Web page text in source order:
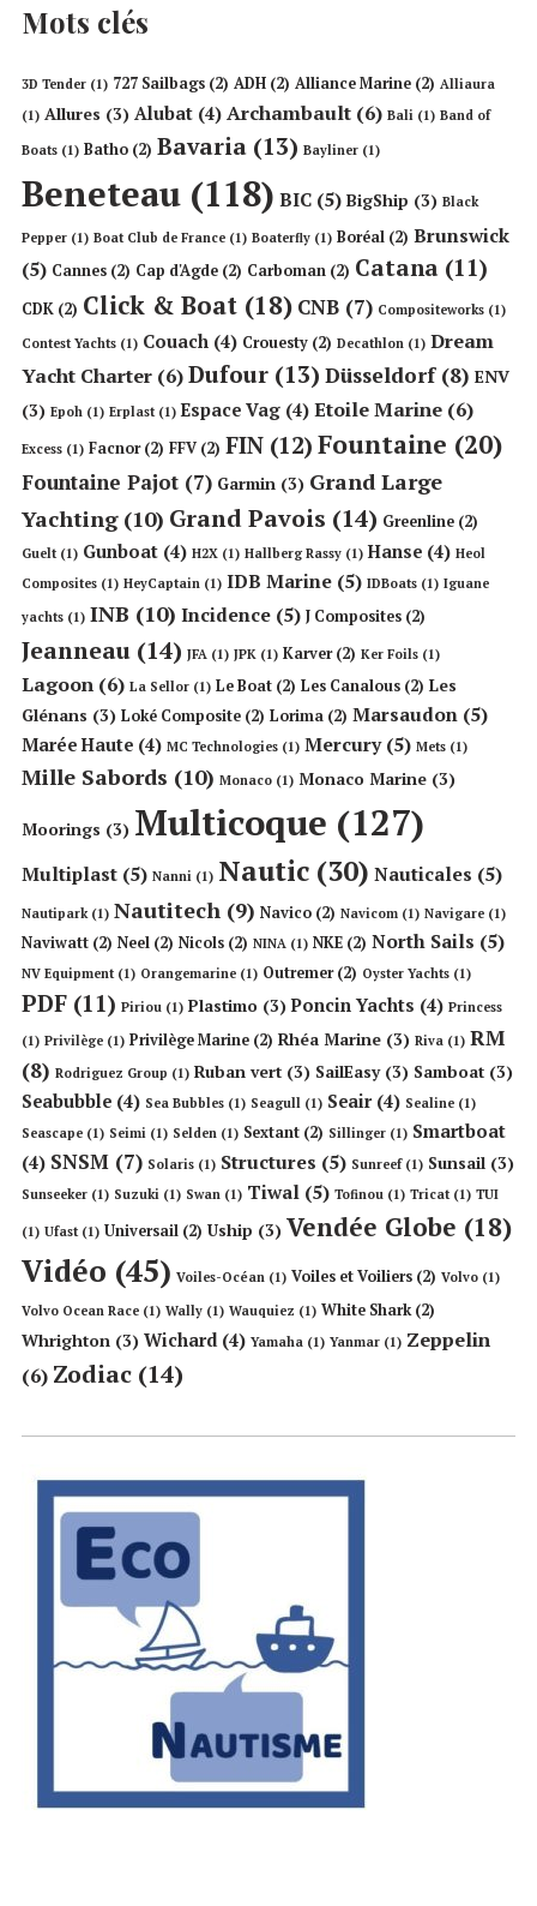
Mots clés
3D Tender (1) 727 Sailbags (2) ADH (2) Alliance Marine (2) Alliaura
(1) Allures (3) Alubat (4) Archambault (6) Bali (1) Band of
Boats (1) Batho (2) Bavaria (13) Bayliner (1)
Beneteau (118) BIC (5) BigShip (3) Black
Pepper (1) Boat Club de France (1) Boaterfly (1) Boréal (2) Brunswick
(5) Cannes (2) Cap d'Agde (2) Carboman (2) Catana (11)
CDK (2) Click & Boat (18) CNB (7) Compositeworks (1)
Contest Yachts (1) Couach (4) Crouesty (2) Decathlon (1) Dream
Yacht Charter (6)Dufour (13) Düsseldorf(8) ENV
(3) Epoh (1) Erplast (1) Espace Vag (4) Etoile Marine (6)
Excess (1) Facnor(2) FFV (2) FIN (12) Fountaine (20)
Fountaine Pajot (7) Garmin (3) Grand Large
Yachting(10) Grand Pavois (14) Greenline (2)
Guelt (1) Gunboat (4) H2X (1) Hallberg Rassy (1) Hanse (4) Heol
Composites (1) HeyCaptain (1) IDB Marine (5) IDBoats (1) Iguane
yachts (1) INB (10) Incidence (5) J Composites (2)
Jeanneau (14) JFA (1) JPK (1) Karver(2) Ker Foils (1)
Lagoon (6) La Sellor (1) Le Boat (2) Les Canalous (2) Les
Glénans (3) Loké Composite (2) Lorima (2) Marsaudon (5)
Marée Haute (4) MC Technologies (1) Mercury(5) Mets (1)
Mille Sabords (10) Monaco (1) Monaco Marine (3)
Moorings (3) Multicoque (127)
Multiplast (5) Nanni (1) Nautic (30) Nauticales (5)
Nautipark (1) Nautitech (9) Navico (2) Navicom (1) Navigare (1)
Naviwatt (2) Neel (2) Nicols (2) NINA (1) NKE (2) North Sails (5)
NV Equipment (1) Orangemarine (1) Outremer(2) Oyster Yachts (1)
PDF (11) Piriou (1) Plastimo (3) Poncin Yachts (4) Princess
(1) Privilège (1) Privilège Marine (2) Rhéa Marine (3) Riva (1) RM
(8) Rodriguez Group (1) Ruban vert (3) SailEasy(3) Samboat (3)
Seabubble (4) Sea Bubbles (1) Seagull (1) Seair(4) Sealine (1)
Seascape (1) Seimi (1) Selden (1) Sextant (2) Sillinger (1) Smartboat
(4) SNSM (7) Solaris (1) Structures (5) Sunreef(1) Sunsail (3)
Sunseeker (1) Suzuki (1) Swan (1) Tiwal (5) Tofinou (1) Tricat (1) TUI
(1) Ufast (1) Universail (2) Uship (3) Vendée Globe (18)
Vidéo (45) Voiles-Océan (1) Voiles et Voiliers (2) Volvo (1)
Volvo Ocean Race (1) Wally (1) Wauquiez (1) White Shark(2)
Whrighton (3) Wichard (4) Yamaha (1) Yanmar (1) Zeppelin
(6) Zodiac (14)